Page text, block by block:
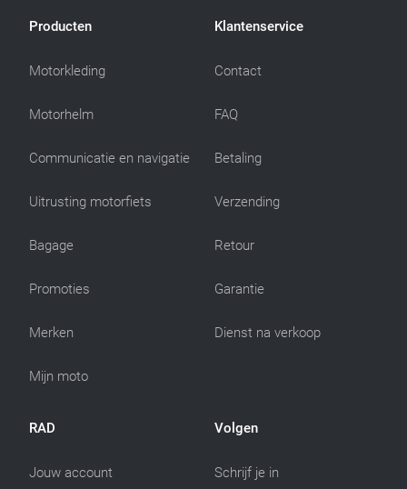
Producten
Motorkleding
Motorhelm
Communicatie en navigatie
Uitrusting motorfiets
Bagage
Promoties
Merken
Mijn moto
Klantenservice
Contact
FAQ
Betaling
Verzending
Retour
Garantie
Dienst na verkoop
RAD
Jouw account
Volgen
Schrijf je in